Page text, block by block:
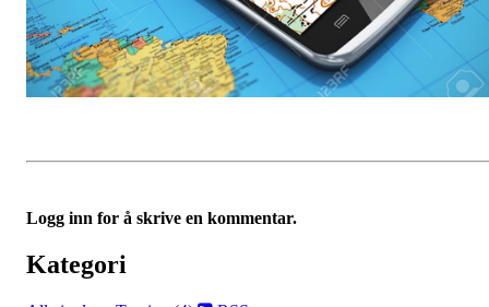
Logg inn for å skrive en kommentar.
Kategori